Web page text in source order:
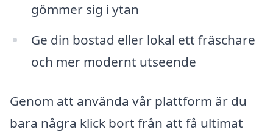
gömmer sig i ytan
Ge din bostad eller lokal ett fräschare
och mer modernt utseende
Genom att använda vår plattform är du
bara några klick bort från att få ultimat